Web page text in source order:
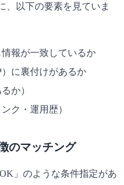
、以下の要素を見ていま
報が一致しているか
に裏付けがあるか
か）
ク・運用歴）
のマッチング
」のような条件指定があ